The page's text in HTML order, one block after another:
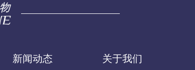
新闻动态 关于我们